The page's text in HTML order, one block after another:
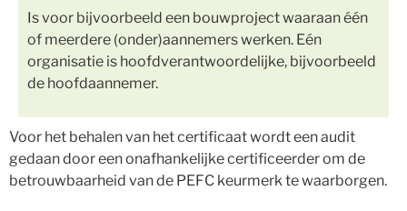
Is voor bijvoorbeeld een bouwproject waaraan één
of meerdere (onder)aannemers werken. Eén
organisatie is hoofdverantwoordelijke, bijvoorbeeld
de hoofdaannemer.
Voor het behalen van het certificaat wordt een audit
gedaan door een onafhankelijke certificeerder om de
betrouwbaarheid van de PEFC keurmerk te waarborgen.